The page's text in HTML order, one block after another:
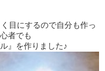
目にするので自分も作っ
者でも
』を作りました♪